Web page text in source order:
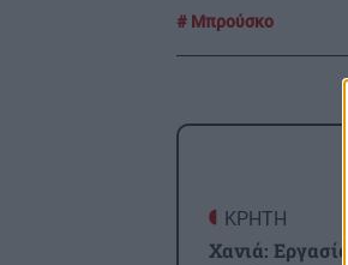
Μπρούσκο
ΚΡΗΤΗ
Χανιά: